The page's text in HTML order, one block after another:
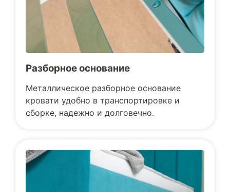
Разборное основание
Металлическое разборное основание
кровати удобно в транспортировке и
сборке, надежно и долговечно.